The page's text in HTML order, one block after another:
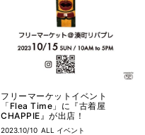
フリーマーケットイベント
「Flea Time」に『古着屋
CHAPPIE』が出店！
2023.10/10 ALL イベント